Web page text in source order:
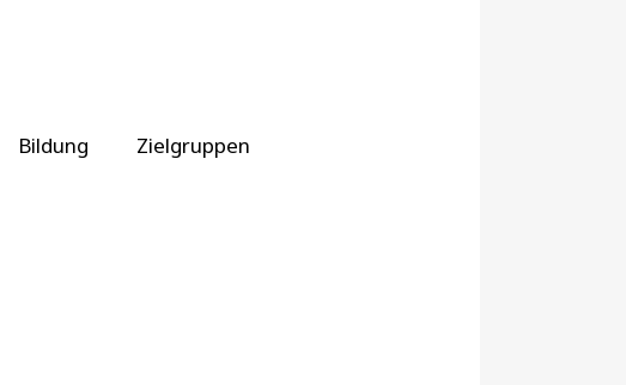
Bildung Zielgruppen